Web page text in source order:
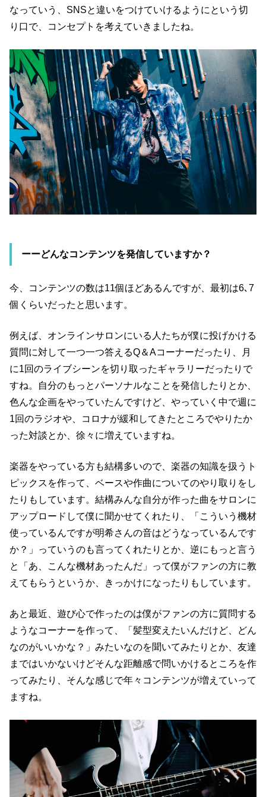
なっていう、SNSと違いをつけていけるようにという切
り口で、コンセプトを考えていきましたね。
ーーどんなコンテンツを発信していますか？
今、コンテンツの数は11個ほどあるんですが、最初は6､7
個くらいだったと思います。
例えば、オンラインサロンにいる人たちが僕に投げかける
質問に対して一つ一つ答えるQ＆Aコーナーだったり、月
に1回のライブシーンを切り取ったギャラリーだったりで
すね。自分のもっとパーソナルなことを発信したりとか、
色んな企画をやっていたんですけど、やっていく中で週に
1回のラジオや、コロナが緩和してきたところでやりたか
った対談とか、徐々に増えていますね。
楽器をやっている方も結構多いので、楽器の知識を扱うト
ピックスを作って、ベースや作曲についてのやり取りをし
たりもしています。結構みんな自分が作った曲をサロンに
アップロードして僕に聞かせてくれたり、「こういう機材
使っているんですが明希さんの音はどうなっているんです
か？」っていうのも言ってくれたりとか、逆にもっと言う
と「あ、こんな機材あったんだ」って僕がファンの方に教
えてもらうというか、きっかけになったりもしています。
あと最近、遊び心で作ったのは僕がファンの方に質問する
ようなコーナーを作って、「髪型変えたいんだけど、どん
なのがいいかな？」みたいなのを聞いてみたりとか、友達
まではいかないけどそんな距離感で問いかけるところを作
ってみたり、そんな感じで年々コンテンツが増えていって
ますね。